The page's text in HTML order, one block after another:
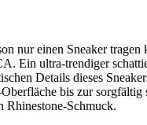
nur einen Sneaker tragen
Ein ultra-trendiger
Details dieses
bis zur sorgfältig
Rhinestone-Schmuck.